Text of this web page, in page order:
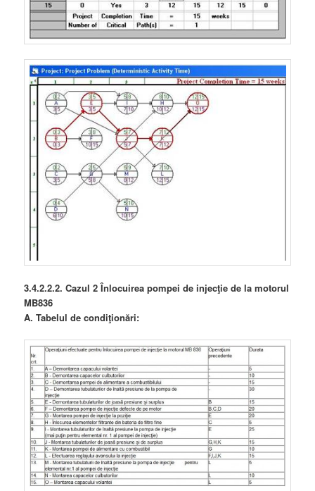
3.4.2.2.2. Cazul 2 Înlocuirea pompei de injecţie de la motorul
MB836
A. Tabelul de condiţionări: